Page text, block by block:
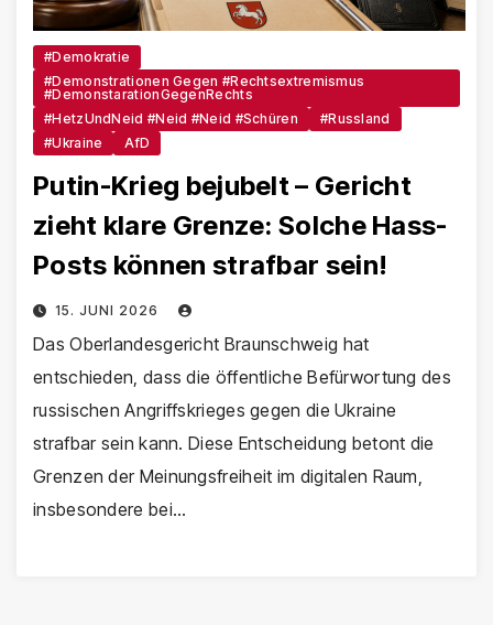
#Demokratie
#Demonstrationen Gegen #Rechtsextremismus
#DemonstarationGegenRechts
#HetzUndNeid #Neid #Neid #schüren
#Russland
#Ukraine
AfD
Putin-Krieg bejubelt – Gericht
zieht klare Grenze: Solche Hass-
Posts können strafbar sein!
15. JUNI 2026
Das Oberlandesgericht Braunschweig hat
entschieden, dass die öffentliche Befürwortung des
russischen Angriffskrieges gegen die Ukraine
strafbar sein kann. Diese Entscheidung betont die
Grenzen der Meinungsfreiheit im digitalen Raum,
insbesondere bei…